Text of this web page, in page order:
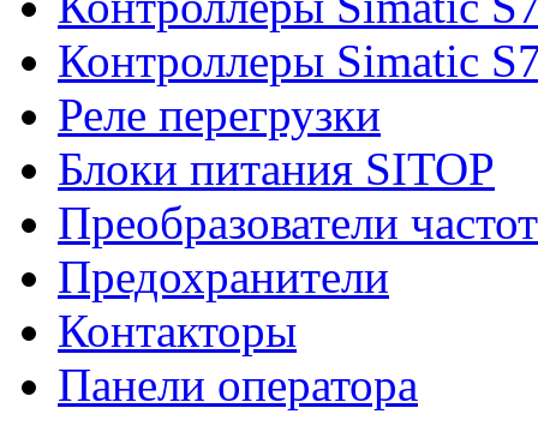
Контроллеры Simatic
Реле перегрузки
Блоки питания SITOP
Преобразователи
Предохранители
Контакторы
Панели оператора